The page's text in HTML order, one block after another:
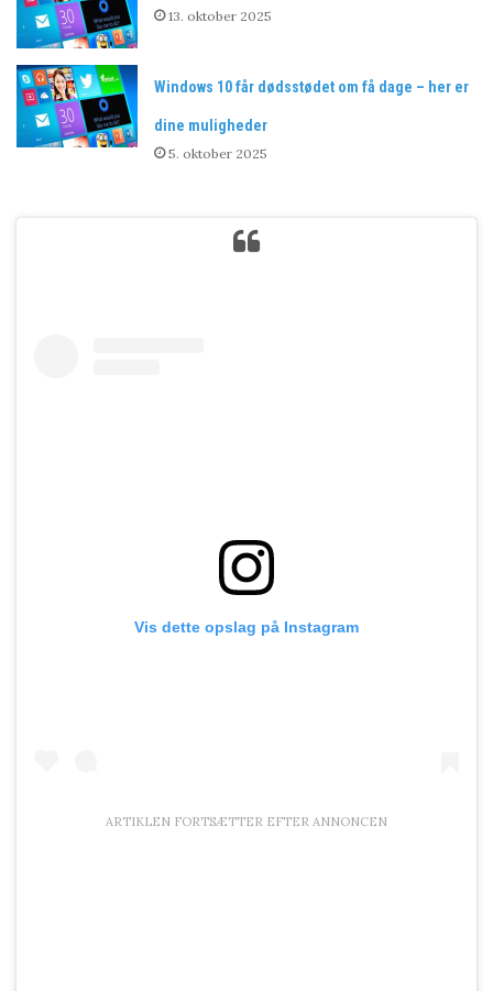
13. oktober 2025
Windows 10 får dødsstødet om få dage – her er
dine muligheder
5. oktober 2025
Vis dette opslag på Instagram
ARTIKLEN FORTSÆTTER EFTER ANNONCEN